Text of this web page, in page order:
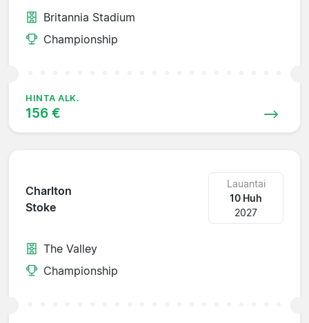
Britannia Stadium
Championship
HINTA ALK.
156 €
Charlton
Stoke
Lauantai
10 Huh
2027
The Valley
Championship